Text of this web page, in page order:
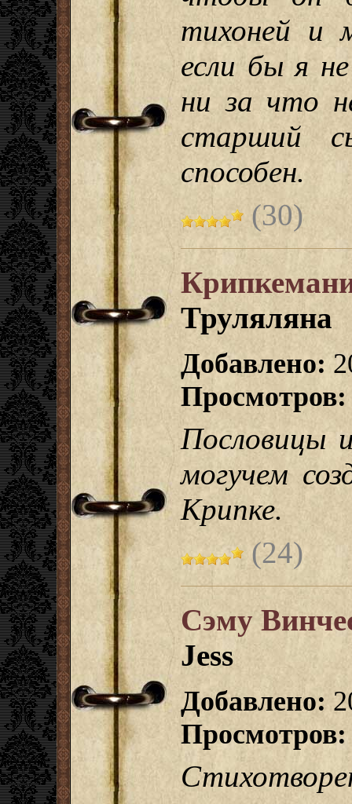
тихоней и
если бы я
ни за что
старший
способен.
(30)
Труляляна
Добавлено:
Просмотров:
Пословицы
могучем
Крипке.
(24)
Сэму
Jess
Добавлено:
Просмотров: